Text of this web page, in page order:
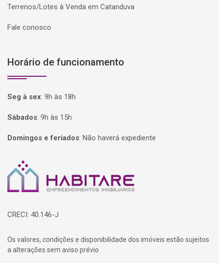
Terrenos/Lotes à Venda em Catanduva
Fale conosco
Horário de funcionamento
Seg à sex: 9h às 18h
Sábados: 9h às 15h
Domingos e feriados: Não haverá expediente
Página inicial
CRECI: 40.146-J
Os valores, condições e disponibilidade dos imóveis estão sujeitos
a alterações sem aviso prévio.